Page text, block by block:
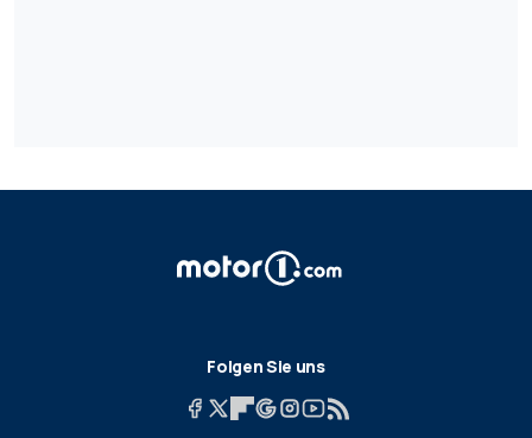
Folgen Sie uns